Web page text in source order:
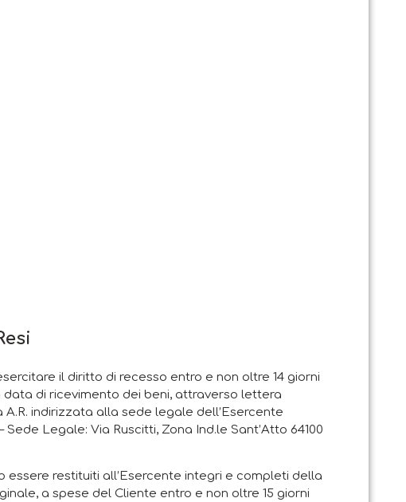
il diritto di recesso entro e non oltre 14 giorni
data di ricevimento dei beni, attraverso lettera
indirizzata alla sede legale dell’Esercente
Sede Legale: Via Ruscitti, Zona Ind.le Sant’Atto 64100
essere restituiti all’Esercente integri e completi della
a spese del Cliente entro e non oltre 15 giorni